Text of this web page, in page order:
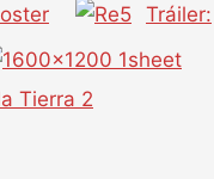
Tráiler:
Tierra 2